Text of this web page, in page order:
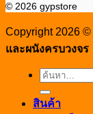
© 2026 gypstore
Copyright 2026 ©
และผนังครบวงจร
ค้นหา:
สินค้า